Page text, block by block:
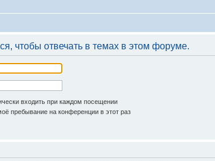
чтобы отвечать в темах в этом форуме.
входить при каждом посещении
пребывание на конференции в этот раз